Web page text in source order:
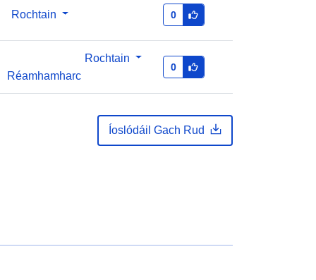
Rochtain 0
Rochtain
Réamhamharc
0
Íoslódáil Gach Rud